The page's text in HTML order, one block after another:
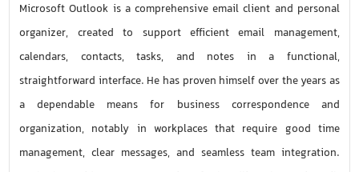
Microsoft Outlook is a comprehensive email client and personal
organizer, created to support efficient email management,
calendars, contacts, tasks, and notes in a functional,
straightforward interface. He has proven himself over the years as
a dependable means for business correspondence and
organization, notably in workplaces that require good time
management, clear messages, and seamless team integration.